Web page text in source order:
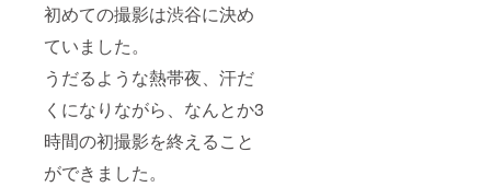
初めての撮影は渋谷に決め
ていました。
うだるような熱帯夜、汗だ
くになりながら、なんとか3
時間の初撮影を終えること
ができました。